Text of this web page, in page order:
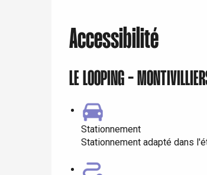
Val-de-Scie
Offranville
Accessibilité
LE LOOPING -
Stationnement
Stationnement adapté dans